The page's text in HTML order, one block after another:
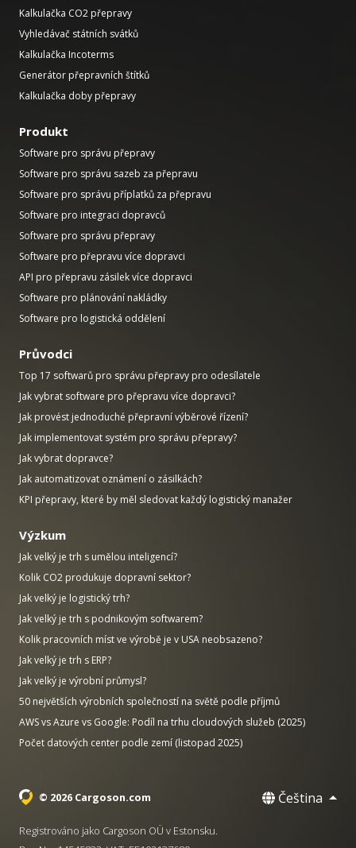
Kalkulačka CO2 přepravy
Vyhledávač státních svátků
Kalkulačka Incoterms
Generátor přepravních štítků
Kalkulačka doby přepravy
Produkt
Software pro správu přepravy
Software pro správu sazeb za přepravu
Software pro správu příplatků za přepravu
Software pro integraci dopravců
Software pro správu přepravy
Software pro přepravu více dopravci
API pro přepravu zásilek více dopravci
Software pro plánování nakládky
Software pro logistická oddělení
Průvodci
Top 17 softwarů pro správu přepravy pro odesílatele
Jak vybrat software pro přepravu více dopravci?
Jak provést jednoduché přepravní výběrové řízení?
Jak implementovat systém pro správu přepravy?
Jak vybrat dopravce?
Jak automatizovat oznámení o zásilkách?
KPI přepravy, které by měl sledovat každý logistický manažer
Výzkum
Jak velký je trh s umělou inteligencí?
Kolik CO2 produkuje dopravní sektor?
Jak velký je logistický trh?
Jak velký je trh s podnikovým softwarem?
Kolik pracovních míst ve výrobě je v USA neobsazeno?
Jak velký je trh s ERP?
Jak velký je výrobní průmysl?
50 největších výrobních společností na světě podle příjmů
AWS vs Azure vs Google: Podíl na trhu cloudových služeb (2025)
Počet datových center podle zemí (listopad 2025)
© 2026 Cargoson.com Čeština
Registrováno jako Cargoson OÜ v Estonsku.